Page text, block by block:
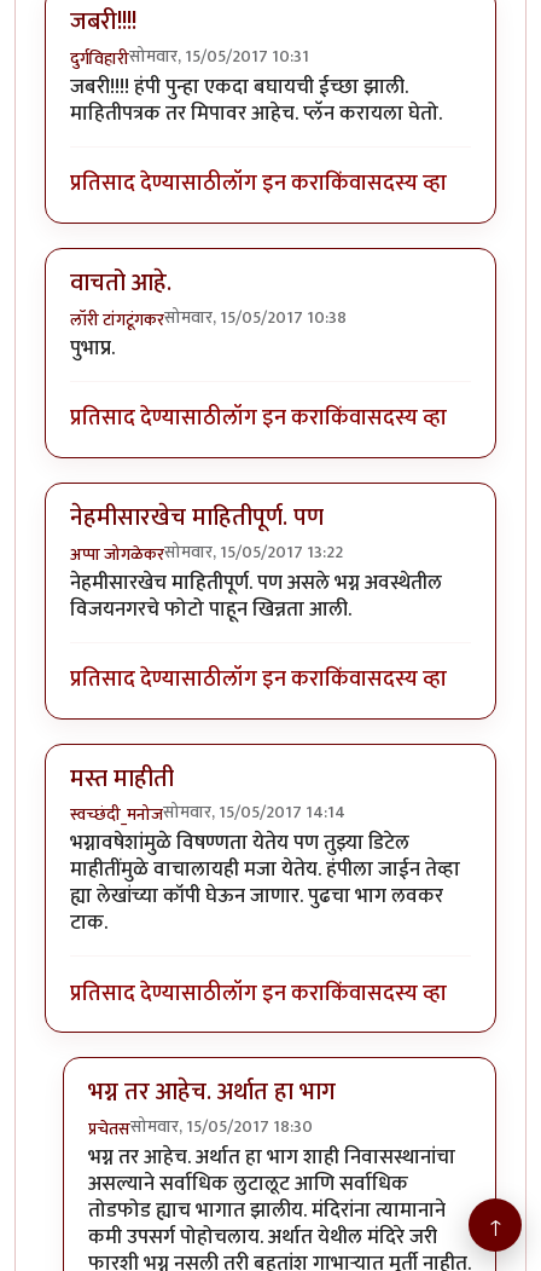
जबरी!!!!
दुर्गविहारीसोमवार, 15/05/2017 10:31
जबरी!!!! हंपी पुन्हा एकदा बघायची ईच्छा झाली.
माहितीपत्रक तर मिपावर आहेच. प्लॅन करायला घेतो.
प्रतिसाद देण्यासाठीलॉग इन कराकिंवासदस्य व्हा
वाचतो आहे.
लॉरी टांगटूंगकरसोमवार, 15/05/2017 10:38
पुभाप्र.
प्रतिसाद देण्यासाठीलॉग इन कराकिंवासदस्य व्हा
नेहमीसारखेच माहितीपूर्ण. पण
अप्पा जोगळेकरसोमवार, 15/05/2017 13:22
नेहमीसारखेच माहितीपूर्ण. पण असले भग्न अवस्थेतील
विजयनगरचे फोटो पाहून खिन्नता आली.
प्रतिसाद देण्यासाठीलॉग इन कराकिंवासदस्य व्हा
मस्त माहीती
स्वच्छंदी_मनोजसोमवार, 15/05/2017 14:14
भग्नावषेशांमुळे विषण्णता येतेय पण तुझ्या डिटेल
माहीतींमुळे वाचालायही मजा येतेय. हंपीला जाईन तेव्हा
ह्या लेखांच्या कॉपी घेऊन जाणार. पुढचा भाग लवकर
टाक.
प्रतिसाद देण्यासाठीलॉग इन कराकिंवासदस्य व्हा
भग्न तर आहेच. अर्थात हा भाग
प्रचेतससोमवार, 15/05/2017 18:30
In reply toमस्त माहीतीbyस्वच्छंदी_मनोज
भग्न तर आहेच. अर्थात हा भाग शाही निवासस्थानांचा
असल्याने सर्वाधिक लुटालूट आणि सर्वाधिक
तोडफोड ह्याच भागात झालीय. मंदिरांना त्यामानाने
कमी उपसर्ग पोहोचलाय. अर्थात येथील मंदिरे जरी
फारशी भग्न नसली तरी बहुतांश गाभाऱ्यात मूर्ती नाहीत.
↑